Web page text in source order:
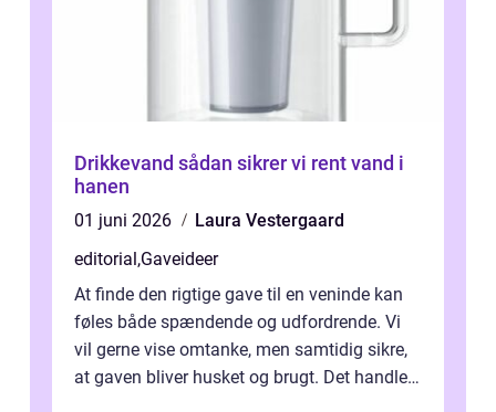
Drikkevand sådan sikrer vi rent vand i
hanen
01 juni 2026
Laura Vestergaard
editorial,Gaveideer
At finde den rigtige gave til en veninde kan
føles både spændende og udfordrende. Vi
vil gerne vise omtanke, men samtidig sikre,
at gaven bliver husket og brugt. Det handler